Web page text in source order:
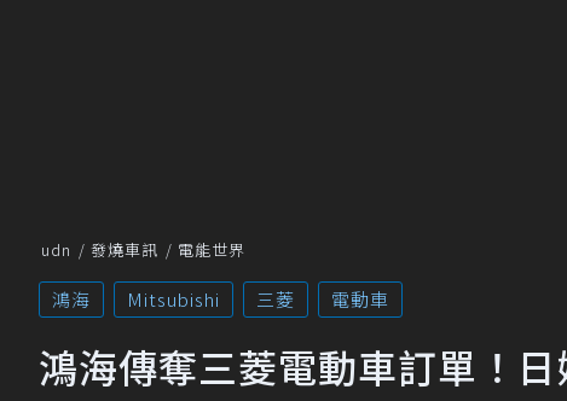
udn 發燒車訊 電能世界
鴻海 Mitsubishi 三菱 電動車
鴻海傳奪三菱電動車訂單！